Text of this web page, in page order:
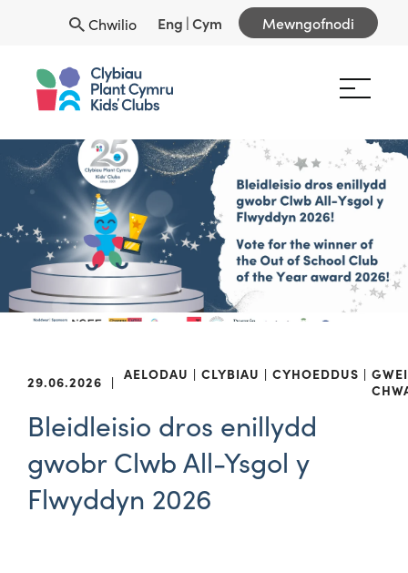
Chwilio Eng |Cym Mewngofnodi
29.06.2026 | AELODAU CLYBIAU CYHOEDDUS
Bleidleisio dros enillydd
gwobr Clwb All-Ysgol y
Flwyddyn 2026